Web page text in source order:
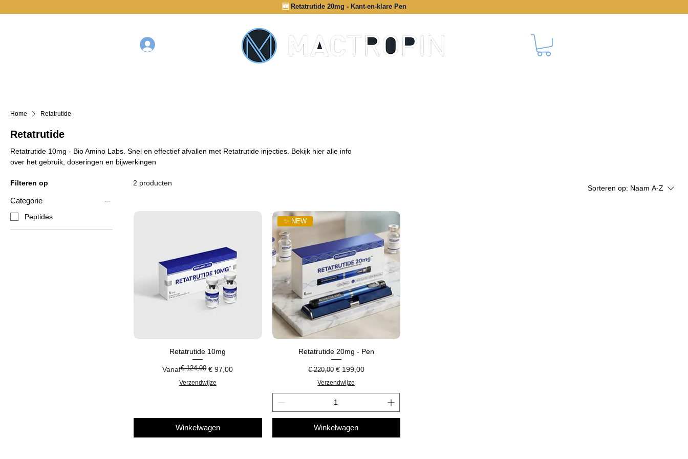
🆕 Retatrutide 20mg - Kant-en-klare Pen
Home Retatrutide
Retatrutide
Retatrutide 10mg - Bio Amino Labs. Snel en effectief afvallen met Retatrutide injecties. Bekijk hier alle info
over het gebruik, doseringen en bijwerkingen
Filteren op
Categorie
Peptides
2 producten
Sorteren op: Naam A-Z
Retatrutide 10mg
Vanaf
Normale prijs
€ 124,00 € 97,00
Verkoopprijs
Verzendwijze
Winkelwagen
✨ NEW
Retatrutide 20mg - Pen
Normale prijs
€ 220,00 Verkoopprijs
€ 199,00
Verzendwijze
Winkelwagen